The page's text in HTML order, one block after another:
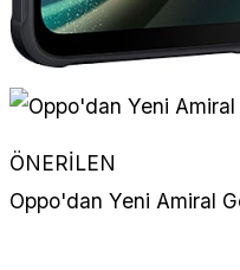
ÖNERİLEN
Oppo'dan Yeni Amiral